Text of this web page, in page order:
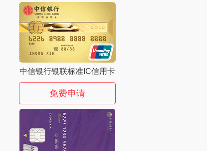
中信银行银联标准IC信用卡
免费申请